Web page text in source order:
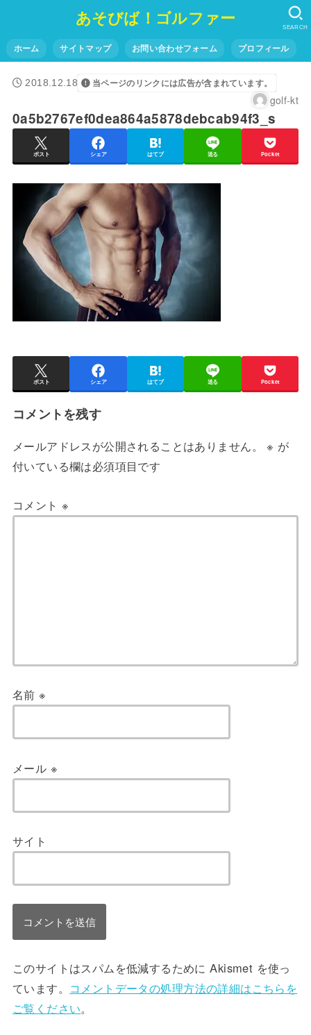
あそびば！ゴルファー
ホーム サイトマップ お問い合わせフォーム プロフィール
SEARCH
2018.12.18 当ページのリンクには広告が含まれています。
golf-kt
0a5b2767ef0dea864a5878debcab94f3_s
ポスト シェア はてブ 送る Pocket
ポスト シェア はてブ 送る Pocket
コメントを残す
メールアドレスが公開されることはありません。 ※ が
付いている欄は必須項目です
コメント ※
名前※
メール ※
サイト
このサイトはスパムを低減するために Akismet を使っ
ています。 コメントデータの処理方法の詳細はこちらを
ご覧ください。